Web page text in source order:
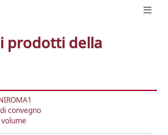
prodotti della
convegno